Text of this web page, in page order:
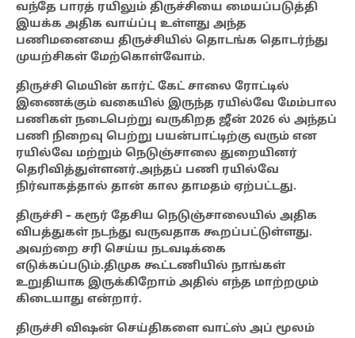
வந்தே பாரத் ரயிலும் திருச்சியை மையப்படுத்தி
இயக்க அதிக வாய்ப்பு உள்ளது அந்த
பணிமனையை திருச்சியில் தொடங்க தொடர்ந்து
முயற்சிகள் மேற்கொள்வோம்.
திருச்சி மெயின் கார்ட் கேட் சாலை ரோட்டில்
இணைக்கும் வகையில் இருந்த ரயில்வே மேம்பால
பணிகள் நடைபெற்று வருகிறத ஜீன் 2026 ல் அந்தப்
பணி நிறைவு பெற்று பயன்பாட்டிற்கு வரும் என
ரயில்வே மற்றும் நெடுஞ்சாலை துறையினர்
தெரிவித்துள்ளனர்.அந்தப் பணி ரயில்வே
நிர்வாகத்தால் தான் கால தாமதம் ஏற்பட்டது.
திருச்சி – கரூர் தேசிய நெடுஞ்சாலையில் அதிக
விபத்துகள் நடந்து வருவதாக கூறப்பட்டுள்ளது.
அவற்றை சரி செய்ய நடவடிக்கை
எடுக்கப்படும்.திமுக கூட்டணியில் நாங்கள்
உறுதியாக இருக்கிறோம் அதில் எந்த மாற்றமும்
கிடையாது என்றார்.
திருச்சி விஷன் செய்திகளை வாட்ஸ் அப் மூலம்